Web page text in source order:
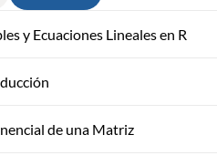
y Ecuaciones Lineales en R
de una Matriz